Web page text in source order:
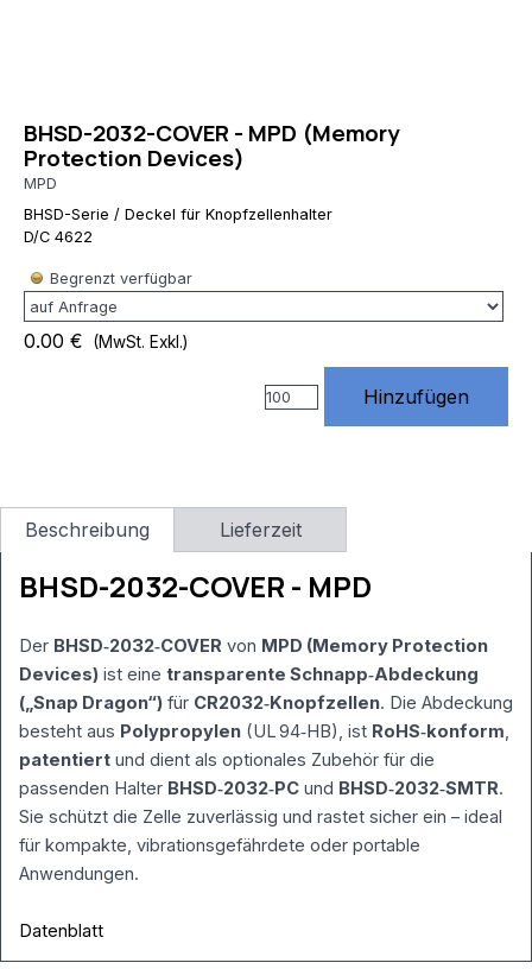
index.php
entfernen
%
{THE_REQUEST}
RewriteRule
^index\.php$
https://www.rossmann-
onlineshop.de/
Regeln
werden von
NICHT
%
{REQUEST_FILENAME}
!-f
RewriteCond
%
{REQUEST_FILENAME}
!-d
RewriteRule .
/index.php [L]
BHSD-2032-COVER - MPD (Memory
Protection Devices)
MPD
BHSD-Serie / Deckel für Knopfzellenhalter
D/C 4622
Begrenzt verfügbar
0.00 € (MwSt. Exkl.)
Hinzufügen
Beschreibung Lieferzeit
BHSD-2032-COVER - MPD
Der BHSD‑2032‑COVER von MPD (Memory Protection
Devices) ist eine transparente Schnapp‑Abdeckung
(„Snap Dragon“) für CR2032‑Knopfzellen. Die Abdeckung
besteht aus Polypropylen (UL 94‑HB), ist RoHS‑konform,
patentiert und dient als optionales Zubehör für die
passenden Halter BHSD‑2032‑PC und BHSD‑2032‑SMTR.
Sie schützt die Zelle zuverlässig und rastet sicher ein – ideal
für kompakte, vibrationsgefährdete oder portable
Anwendungen.
Datenblatt